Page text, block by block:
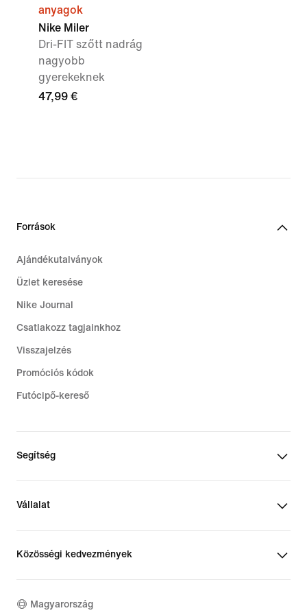
anyagok
Nike Miler
Dri-FIT szőtt nadrág
nagyobb
gyerekeknek
47,99 €
Források
Ajándékutalványok
Üzlet keresése
Nike Journal
Csatlakozz tagjainkhoz
Visszajelzés
Promóciós kódok
Futócipő-kereső
Segítség
Vállalat
Közösségi kedvezmények
Magyarország